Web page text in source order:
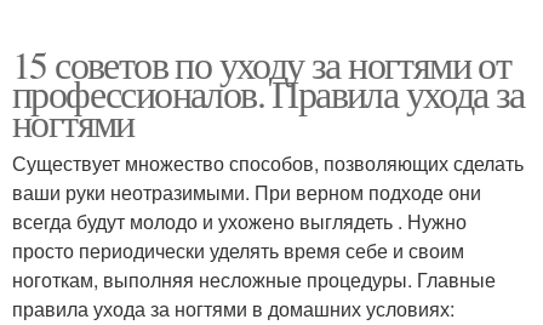
15 советов по уходу за ногтями от
профессионалов. Правила ухода за
ногтями
Существует множество способов, позволяющих сделать
ваши руки неотразимыми. При верном подходе они
всегда будут молодо и ухожено выглядеть . Нужно
просто периодически уделять время себе и своим
ноготкам, выполняя несложные процедуры. Главные
правила ухода за ногтями в домашних условиях: